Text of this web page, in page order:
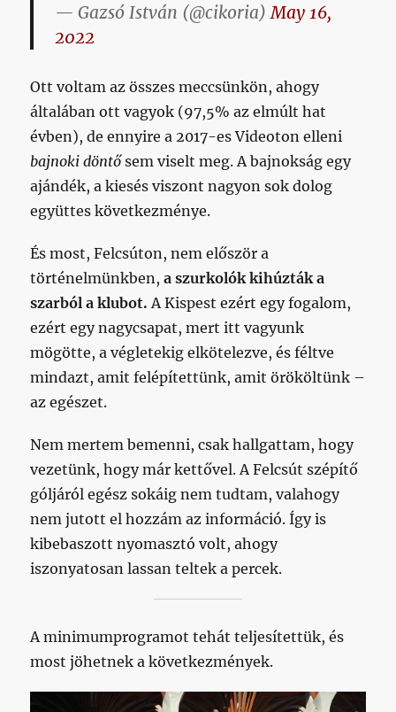
— Gazsó István (@cikoria)May 16,
2022
Ott voltam az összes meccsünkön, ahogy
általában ott vagyok (97,5% az elmúlt hat
évben), de ennyire a 2017-es Videoton elleni
bajnoki döntősem viselt meg. A bajnokság egy
ajándék, a kiesés viszont nagyon sok dolog
együttes következménye.
És most, Felcsúton, nem először a
történelmünkben,a szurkolók kihúzták a
szarból a klubot. A Kispest ezért egy fogalom,
ezért egy nagycsapat, mert itt vagyunk
mögötte, a végletekig elkötelezve, és féltve
mindazt, amit felépítettünk, amit örököltünk –
az egészet.
Nem mertem bemenni, csak hallgattam, hogy
vezetünk, hogy már kettővel. A Felcsút szépítő
góljáról egész sokáig nem tudtam, valahogy
nem jutott el hozzám az információ. Így is
kibebaszott nyomasztó volt, ahogy
iszonyatosan lassan teltek a percek.
A minimumprogramot tehát teljesítettük, és
most jöhetnek a következmények.